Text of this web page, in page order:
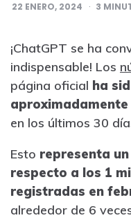
22 ENERO, 2024 3
¡ChatGPT se ha
indispensable! Los
página oficial ha
aproximadamente
en los últimos 30
Esto representa
respecto a los 1
registradas en
alrededor de 6